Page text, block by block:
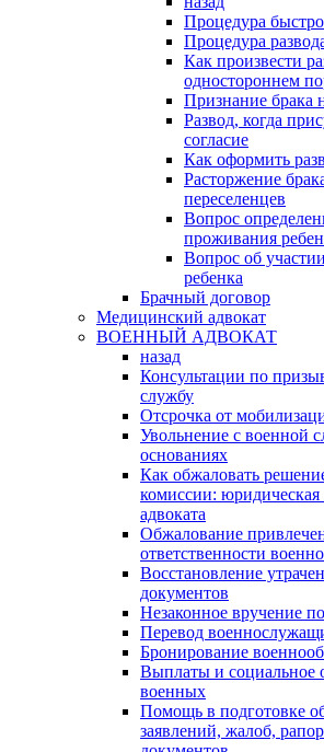
Процедура
Процедура
Как произвести
одностороннем
Признание брака
Развод, когда
согласие
Как оформить
Расторжение
переселенцев
Вопрос
проживания
Вопрос об
ребенка
Брачный договор
Медицинский адвокат
ВОЕННЫЙ АДВОКАТ
назад
Консультации по
службу
Отсрочка от
Увольнение с военной
основаниях
Как обжаловать
комиссии:
адвоката
Обжалование
ответственности
Восстановление
документов
Незаконное вручение
Перевод
Бронирование
Выплаты и социальное
военных
Помощь в подготовке
заявлений, жалоб,